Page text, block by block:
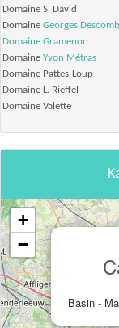
Domaine S. David
Domaine Georges
Domaine Gramenon
Domaine Yvon Métras
Domaine Pattes-Loup
Domaine L. Rieffel
Domaine Valette
Basin -
+
−